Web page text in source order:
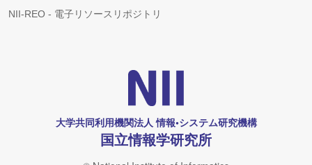
NII-REO - 電子リソースリポジトリ
大学共同利用機関法人 情報•システム研究機構
国立情報学研究所